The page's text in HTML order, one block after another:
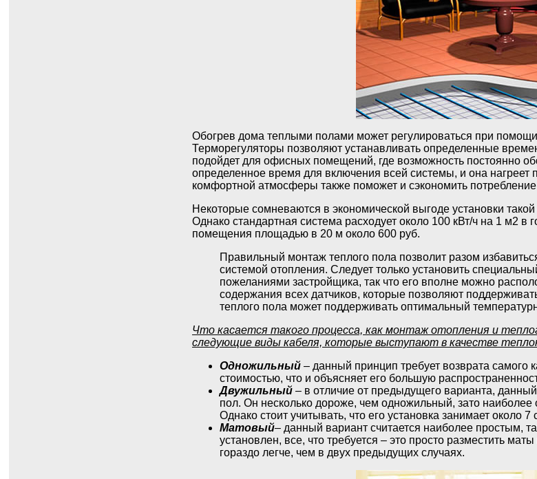
Обогрев дома теплыми полами может регулироваться при
Терморегуляторы позволяют устанавливать определенные
подойдет для офисных помещений, где возможность постоянно
определенное время для включения всей системы, и она
комфортной атмосферы также поможет и сэкономить
Некоторые сомневаются в экономической выгоде установки
Однако стандартная система расходует около 100 кВт/ч на 1 м2
помещения площадью в 20 м около 600 руб.
Правильный монтаж теплого пола позволит разом
системой отопления. Следует только установить
пожеланиями застройщика, так что его вполне можно
содержания всех датчиков, которые позволяют
теплого пола может поддерживать оптимальный
Что касается такого процесса, как монтаж отопления и
следующие виды кабеля, которые выступают в качестве
Одножильный – данный принцип требует возврата самого
стоимостью, что и объясняет его большую
Двужильный – в отличие от предыдущего варианта,
пол. Он несколько дороже, чем одножильный, зато
Однако стоит учитывать, что его установка занимает около 7
Матовый– данный вариант считается наиболее простым,
установлен, все, что требуется – это просто разместить
гораздо легче, чем в двух предыдущих случаях.